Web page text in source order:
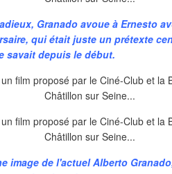
Granado avoue à Ernesto
qui était juste un prétexte
savait depuis le début.
image de l'actuel Alberto